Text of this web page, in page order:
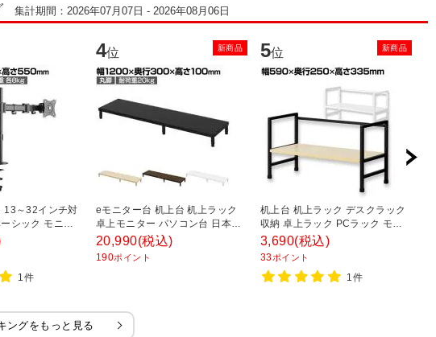
集計期間：2026年07月07日 - 2026年08月06日
13～32インチ対
シック モニタ
デュ
1件
4位 新商品
eモニター台 机上台 机上ラック
卓上モニター パソコン台 日本製
ぴったり 丸脚タイプ 幅1200×奥
行300×高さ100mm EMR-
LCM12030 スペース活用 テレワ
20,990(税込)
190ポイント
5位 新商品
机上台 机上ラック デスクラック
収納 卓上ラック PCラック モニ
ター台 ハイタイプ 1段 高さ調節
つき デスクワーク テレワーク 在
宅 幅590×奥行250×高さ335mm
3,690(税込)
33ポイント
1件
ングをもっと見る